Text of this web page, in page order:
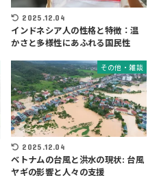
2025.12.04
インドネシア人の性格と特徴：温
かさと多様性にあふれる国民性
その他・雑談
2025.12.04
ベトナムの台風と洪水の現状: 台風
ヤギの影響と人々の支援